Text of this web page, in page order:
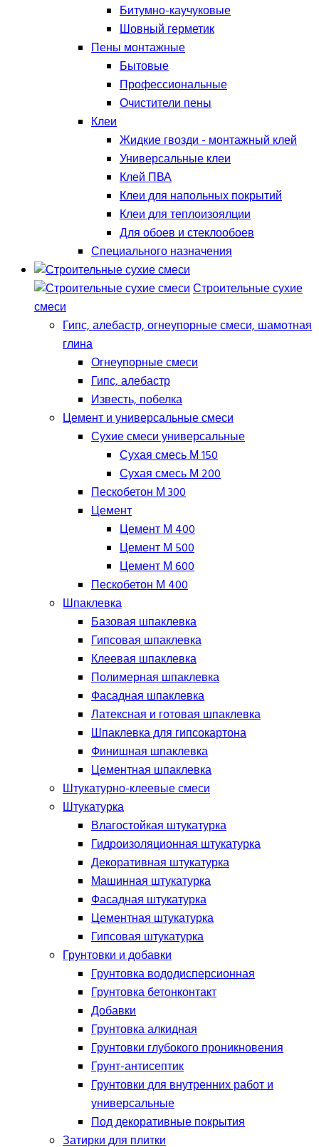
Битумно-каучуковые
Шовный герметик
Пены монтажные
Бытовые
Профессиональные
Очистители пены
Клеи
Жидкие гвозди - монтажный клей
Универсальные клеи
Клей ПВА
Клеи для напольных покрытий
Клеи для теплоизоялции
Для обоев и стеклообоев
Специального назначения
Строительные сухие
смеси
Гипс, алебастр, огнеупорные смеси, шамотная
глина
Огнеупорные смеси
Гипс, алебастр
Известь, побелка
Цемент и универсальные смеси
Сухие смеси универсальные
Сухая смесь М 150
Сухая смесь М 200
Пескобетон М 300
Цемент
Цемент М 400
Цемент М 500
Цемент М 600
Пескобетон М 400
Шпаклевка
Базовая шпаклевка
Гипсовая шпаклевка
Клеевая шпаклевка
Полимерная шпаклевка
Фасадная шпаклевка
Латексная и готовая шпаклевка
Шпаклевка для гипсокартона
Финишная шпаклевка
Цементная шпаклевка
Штукатурно-клеевые смеси
Штукатурка
Влагостойкая штукатурка
Гидроизоляционная штукатурка
Декоративная штукатурка
Машинная штукатурка
Фасадная штукатурка
Цементная штукатурка
Гипсовая штукатурка
Грунтовки и добавки
Грунтовка вододисперсионная
Грунтовка бетонконтакт
Добавки
Грунтовка алкидная
Грунтовки глубокого проникновения
Грунт-антисептик
Грунтовки для внутренних работ и
универсальные
Под декоративные покрытия
Затирки для плитки